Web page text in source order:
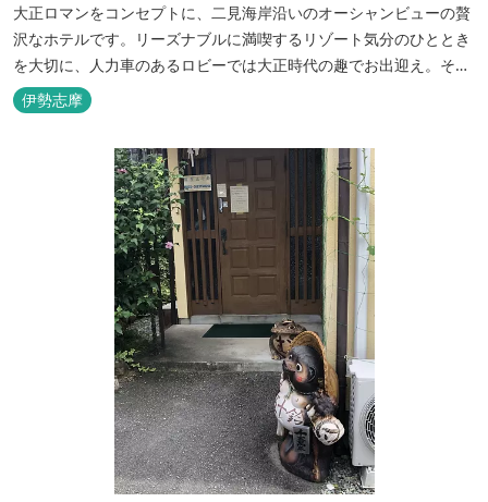
大正ロマンをコンセプトに、二見海岸沿いのオーシャンビューの贅
沢なホテルです。リーズナブルに満喫するリゾート気分のひととき
を大切に、人力車のあるロビーでは大正時代の趣でお出迎え。そし
て、抜群の眺めが自慢の露天風呂｢七福の湯｣は、趣向を凝らした七
つのお風呂のうち、五つをご宿泊者様無料の貸切風呂としてご利用
伊勢志摩